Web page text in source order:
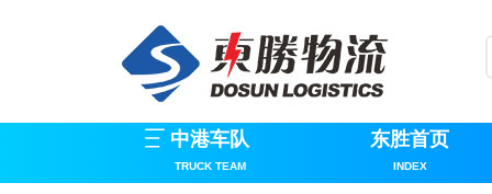
中港车队
TRUCK TEAM
东胜首页
INDEX